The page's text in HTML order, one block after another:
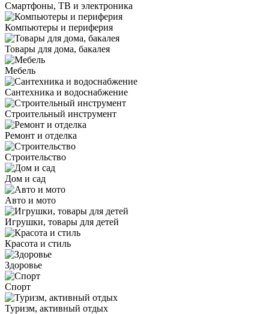
Смартфоны, ТВ и электроника
Компьютеры и периферия
Товары для дома, бакалея
Мебель
Сантехника и водоснабжение
Строительный инструмент
Ремонт и отделка
Строительство
Дом и сад
Авто и мото
Игрушки, товары для детей
Красота и стиль
Здоровье
Спорт
Туризм, активный отдых